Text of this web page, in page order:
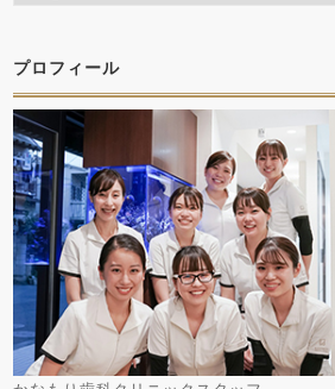
プロフィール